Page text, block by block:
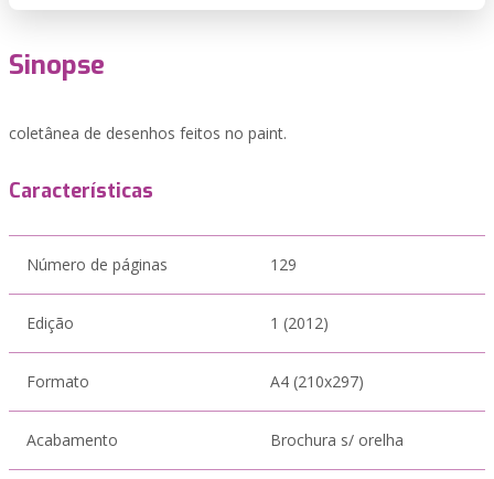
Sinopse
coletânea de desenhos feitos no paint.
Características
Número de páginas 129
Edição 1 (2012)
Formato A4 (210x297)
Acabamento Brochura s/ orelha